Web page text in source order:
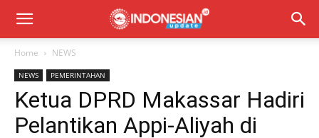
Home NEWS
NEWS PEMERINTAHAN
Ketua DPRD Makassar Hadiri
Pelantikan Appi-Aliyah di